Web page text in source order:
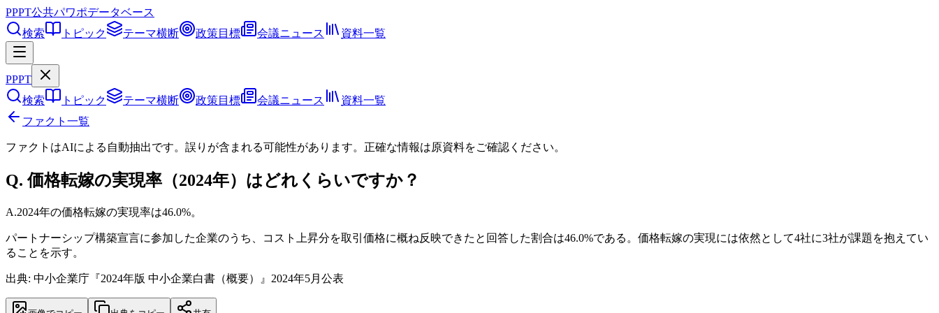
PPPT公共パワポデータベース
検索
トピック テーマ横断 政策目標 会議ニュース 資料一覧
PPPT
検索
トピック テーマ横断 政策目標 会議ニュース
資料一覧
ファクト一覧
ファクトはAIによる自動抽出です。誤りが含まれる可能性があります。正確な情報は原資料をご確認ください。
Q.価格転嫁の実現率（2024年）はどれくらいですか？
A.2024年の価格転嫁の実現率は46.0%。
パートナーシップ構築宣言に参加した企業のうち、コスト上昇分を取引価格に概ね反映できたと回答した割合は46.0%である。価格転嫁の実現には依然として4社に3社が課題を抱えてい
ることを示す。
出典: 中小企業庁『2024年版 中小企業白書（概要）』2024年5月公表